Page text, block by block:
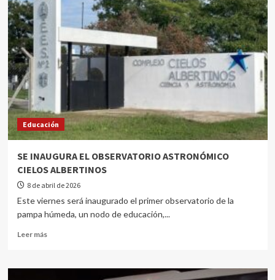
Educación
SE INAUGURA EL OBSERVATORIO ASTRONÓMICO
CIELOS ALBERTINOS
8 de abril de 2026
Este viernes será inaugurado el primer observatorio de la
pampa húmeda, un nodo de educación,...
Leer más